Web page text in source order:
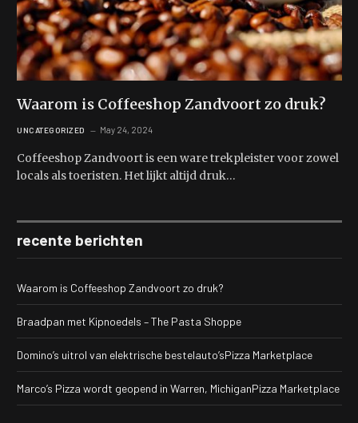
Waarom is Coffeeshop Zandvoort zo druk?
UNCATEGORIZED May 24, 2024
Coffeeshop Zandvoort is een ware trekpleister voor zowel
locals als toeristen. Het lijkt altijd druk…
recente berichten
Waarom is Coffeeshop Zandvoort zo druk?
Braadpan met Kipnoedels – The Pasta Shoppe
Domino’s uitrol van elektrische bestelauto’sPizza Marketplace
Marco’s Pizza wordt geopend in Warren, MichiganPizza Marketplace